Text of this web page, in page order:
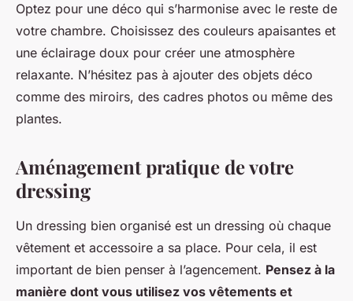
Optez pour une déco qui s’harmonise avec le reste de
votre chambre. Choisissez des couleurs apaisantes et
une éclairage doux pour créer une atmosphère
relaxante. N’hésitez pas à ajouter des objets déco
comme des miroirs, des cadres photos ou même des
plantes.
Aménagement pratique de votre
dressing
Un dressing bien organisé est un dressing où chaque
vêtement et accessoire a sa place. Pour cela, il est
important de bien penser à l’agencement. Pensez à la
manière dont vous utilisez vos vêtements et